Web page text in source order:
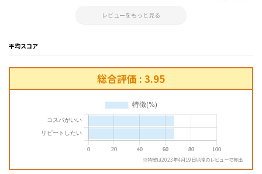
レビューをもっと見る
平均スコア
総合評価 : 3.95
※特徴は2023年4月19日以降のレビューで算出